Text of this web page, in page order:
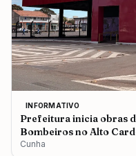
INFORMATIVO
Prefeitura inicia obras
Bombeiros no Alto
Cunha